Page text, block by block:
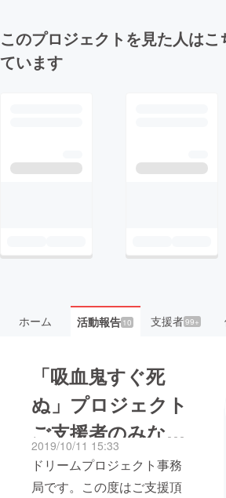
このプロジェクトを見た人は
ています
ホーム 活動報告10 支援者99+
「吸血鬼すぐ死
ぬ」プロジェクト
ご支援者のみなさ
まへ
2019/10/11 15:33
ドリームプロジェクト事務
局です。この度はご支援頂